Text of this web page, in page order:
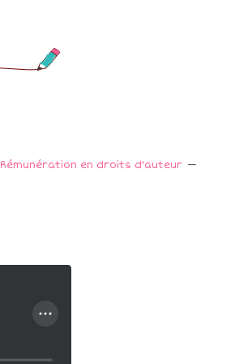
Rémunération en droits d'auteur